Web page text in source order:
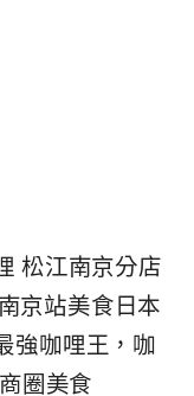
松江南京分店
京站美食日本
強咖哩王，咖
圈美食